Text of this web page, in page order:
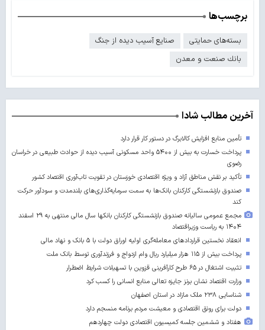
برچسب‌ها
بسته‌های حمایتی
صنایع آسیب دیده از جنگ
بانك صنعت و معدن
آخرین مطالب شادا
تأمین منابع افزایش کالابرگ در دستور کار قرار دارد
پرداخت خسارت به بیش از ۵۴۰۰ واحد مسکونی آسیب دیده از حوادث طبیعی در خراسان
رضوی
تأکید بر نقش مناطق آزاد و ویژه اقتصادی خوزستان در تقویت تاب‌آوری اقتصاد کشور
صندوق بازنشستگی کارکنان بانک‌ها به سمت سرمایه‌گذاری‌های بلندمدت و سودآور حرکت
کند
مجمع عمومی سالیانه صندوق بازنشستگی کارکنان بانکها سال مالی منتهی به ۲۹ اسفند
۱۴۰۴ به ریاست وزیراقتصاد
انعقاد نخستین قراردادهای معامله‌گری اولیه اوراق دولت با ۵ بانک و نهاد مالی
پرداخت بیش از ۱۱۵ هزار میلیارد ریال وام ازدواج و فرزندآوری توسط بانک ملت
تثبیت اشتغال در ۶۵ طرح کارآفرینی قزوین با تسهیلات شرایط اضطرار
وزارت اقتصاد نشان برنز جایزه تعالی منابع انسانی را کسب کرد
شناسایی ۲۳۸ ملک مازاد در استان اصفهان
دولت برای رونق اقتصادی و معیشت مردم برنامه منسجم دارد
هفتاد و ششمین جلسه کمیسیون اقتصادی دولت چهاردهم